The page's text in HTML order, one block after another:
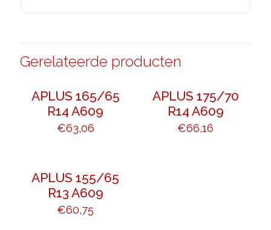
Gerelateerde producten
APLUS 165/65
R14 A609
€63,06
APLUS 175/70
R14 A609
€66,16
APLUS 155/65
R13 A609
€60,75